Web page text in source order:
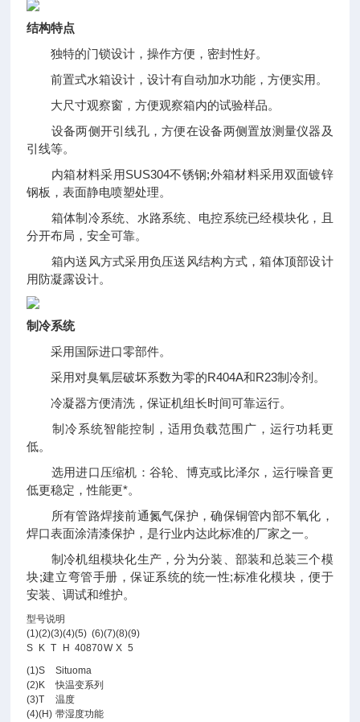
结构特点
独特的门锁设计，操作方便，密封性好。
前置式水箱设计，设计有自动加水功能，方便实用。
大尺寸观察窗，方便观察箱内的试验样品。
设备两侧开引线孔，方便在设备两侧置放测量仪器及
引线等。
内箱材料采用SUS304不锈钢;外箱材料采用双面镀锌
钢板，表面静电喷塑处理。
箱体制冷系统、水路系统、电控系统已经模块化，且
分开布局，安全可靠。
箱内送风方式采用负压送风结构方式，箱体顶部设计
用防凝露设计。
制冷系统
采用国际进口零部件。
采用对臭氧层破坏系数为零的R404A和R23制冷剂。
冷凝器方便清洗，保证机组长时间可靠运行。
制冷系统智能控制，适用负载范围广，运行功耗更
低。
选用进口压缩机：谷轮、博克或比泽尔，运行噪音更
低更稳定，性能更*。
所有管路焊接前通氮气保护，确保铜管内部不氧化，
焊口表面涂清漆保护，是行业内达此标准的厂家之一。
制冷机组模块化生产，分为分装、部装和总装三个模
块;建立弯管手册，保证系统的统一性;标准化模块，便于
安装、调试和维护。
型号说明
(1)(2)(3)(4)(5) (6)(7)(8)(9)
S
K T H 40870W X 5
(1)S
Situoma
(2)K
快温变系列
(3)T
温度
(4)(H) 带湿度功能